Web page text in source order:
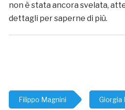
non è stata ancora svelata,
dettagli per saperne di più.
Filippo Magnini Giorgia